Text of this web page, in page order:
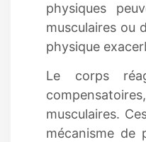
physiques
musculaires ou
physique
Le corps
musculaires.
mécanisme de